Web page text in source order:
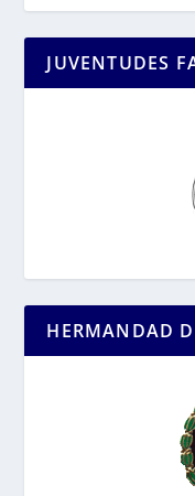
JUVENTUDES
HERMANDAD